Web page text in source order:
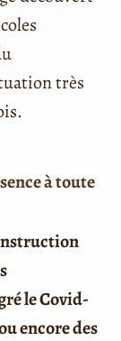
très
à toute
le Covid-
encore des